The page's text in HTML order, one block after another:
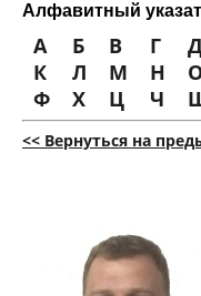
Алфавитный
А Б В Г
К
Л М Н
Ф
Х Ц Ч
<< Вернуться на